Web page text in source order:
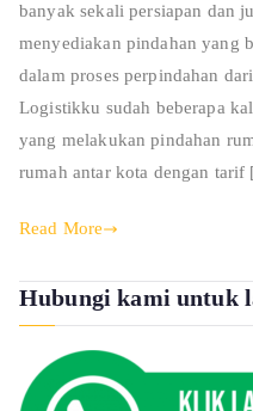
banyak sekali persiapan dan
menyediakan pindahan yang
dalam proses perpindahan
Logistikku sudah beberapa
yang melakukan pindahan
rumah antar kota dengan
Read More
Hubungi kami untuk